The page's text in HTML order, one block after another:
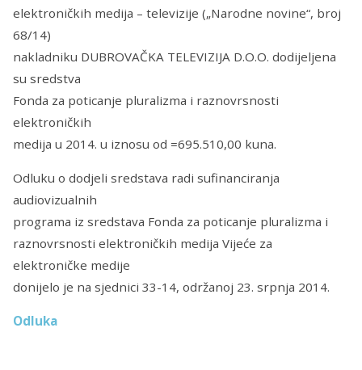
elektroničkih medija – televizije („Narodne novine“, broj
68/14)
nakladniku DUBROVAČKA TELEVIZIJA D.O.O. dodijeljena
su sredstva
Fonda za poticanje pluralizma i raznovrsnosti
elektroničkih
medija u 2014. u iznosu od =695.510,00 kuna.
Odluku o dodjeli sredstava radi sufinanciranja
audiovizualnih
programa iz sredstava Fonda za poticanje pluralizma i
raznovrsnosti elektroničkih medija Vijeće za
elektroničke medije
donijelo je na sjednici 33-14, održanoj 23. srpnja 2014.
Odluka